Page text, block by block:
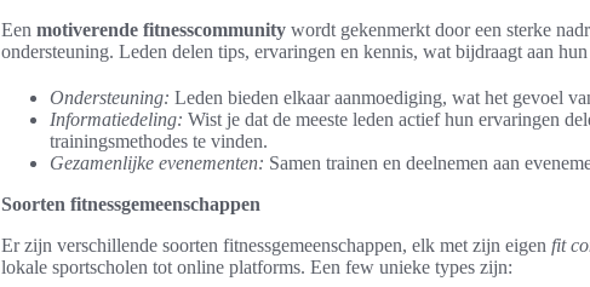
Een motiverende fitnesscommunity wordt gekenmerkt door een sterke
ondersteuning. Leden delen tips, ervaringen en kennis, wat bijdraagt aan
Ondersteuning: Leden bieden elkaar aanmoediging, wat het gevoel
Informatiedeling: Wist je dat de meeste leden actief hun ervaringen
trainingsmethodes te vinden.
Gezamenlijke evenementen: Samen trainen en deelnemen aan
Soorten fitnessgemeenschappen
Er zijn verschillende soorten fitnessgemeenschappen, elk met zijn eigen fit
lokale sportscholen tot online platforms. Een few unieke types zijn: